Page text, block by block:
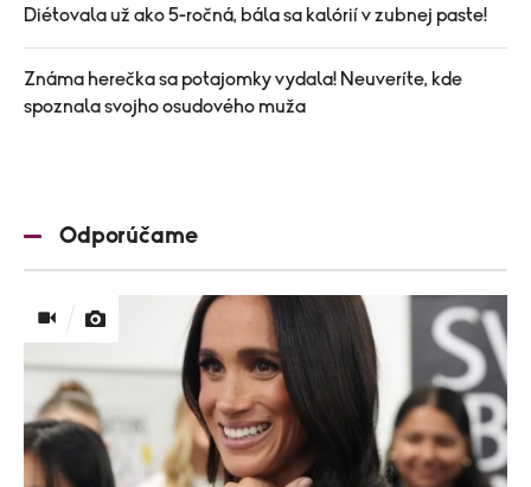
Diétovala už ako 5-ročná, bála sa kalórií v zubnej paste!
Známa herečka sa potajomky vydala! Neuveríte, kde
spoznala svojho osudového muža
Odporúčame